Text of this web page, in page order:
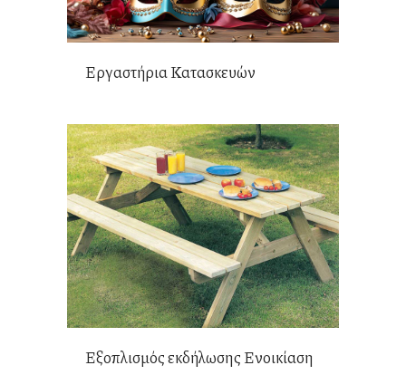
Εργαστήρια Κατασκευών
Εξοπλισμός εκδήλωσης Ενοικίαση